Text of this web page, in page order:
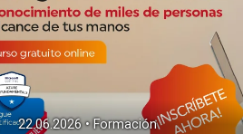
22.06.2026 • Formación